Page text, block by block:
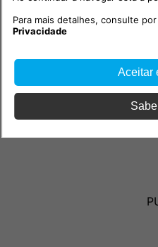
Para mais detalhes, consulte
Privacidade
Aceitar